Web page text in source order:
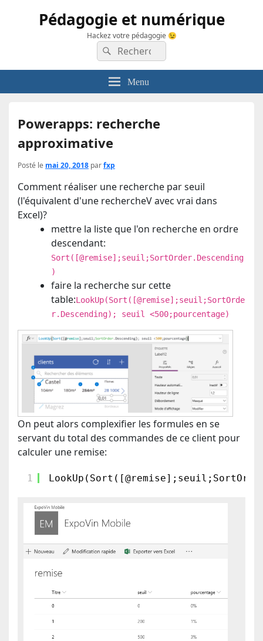
Pédagogie et numérique
Hackez votre pédagogie 😉
Recherche :
Rechercher
Menu
Powerapps: recherche
approximative
Posté le mai 20, 2018 parfxp
Comment réaliser une recherche par seuil
(l'équivalent d'une rechercheV avec vrai dans
Excel)?
mettre la liste que l'on recherche en ordre
descendant:
Sort([@remise];seuil;SortOrder.Descending
)
faire la recherche sur cette
table:LookUp(Sort([@remise];seuil;SortOrde
r.Descending); seuil <500;pourcentage)
On peut alors complexifier les formules en se
servant du total des commandes de ce client pour
calculer une remise:
1